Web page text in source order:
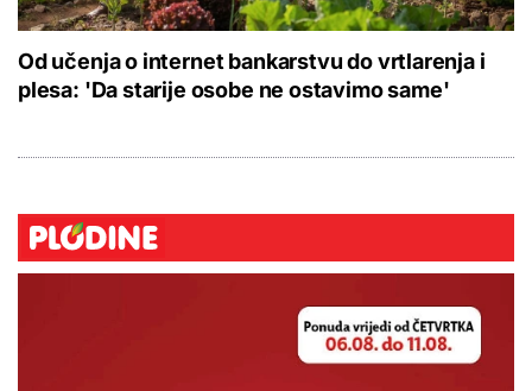
Od učenja o internet bankarstvu do vrtlarenja i
plesa: 'Da starije osobe ne ostavimo same'